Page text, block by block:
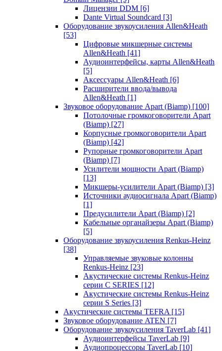
Лицензии DDM [6]
Dante Virtual Soundcard [3]
Оборудование звукоусиления Allen&Heath
[53]
Цифровые микшерные системы
Allen&Heath [41]
Аудиоинтерфейсы, карты Allen&Heath
[5]
Аксессуары Allen&Heath [6]
Расширители ввода/вывода
Allen&Heath [1]
Звуковое оборудование Apart (Biamp) [100]
Потолочные громкоговорители Apart
(Biamp) [27]
Корпусные громкоговорители Apart
(Biamp) [42]
Рупорные громкоговорители Apart
(Biamp) [7]
Усилители мощности Apart (Biamp)
[13]
Микшеры-усилители Apart (Biamp) [3]
Источники аудиосигнала Apart (Biamp)
[1]
Предусилители Apart (Biamp) [2]
Кабельные органайзеры Apart (Biamp)
[5]
Оборудование звукоусиления Renkus-Heinz
[38]
Управляемые звуковые колонны
Renkus-Heinz [23]
Акустические системы Renkus-Heinz
серии C SERIES [12]
Акустические системы Renkus-Heinz
серии S Series [3]
Акустические системы TEFRA [15]
Звуковое оборудование ATEN [7]
Оборудование звукоусиления TaverLab [41]
Аудиоинтерфейсы TaverLab [9]
Аудиопроцессоры TaverLab [10]